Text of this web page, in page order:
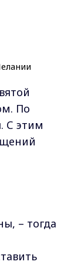
По
С этим
– тогда